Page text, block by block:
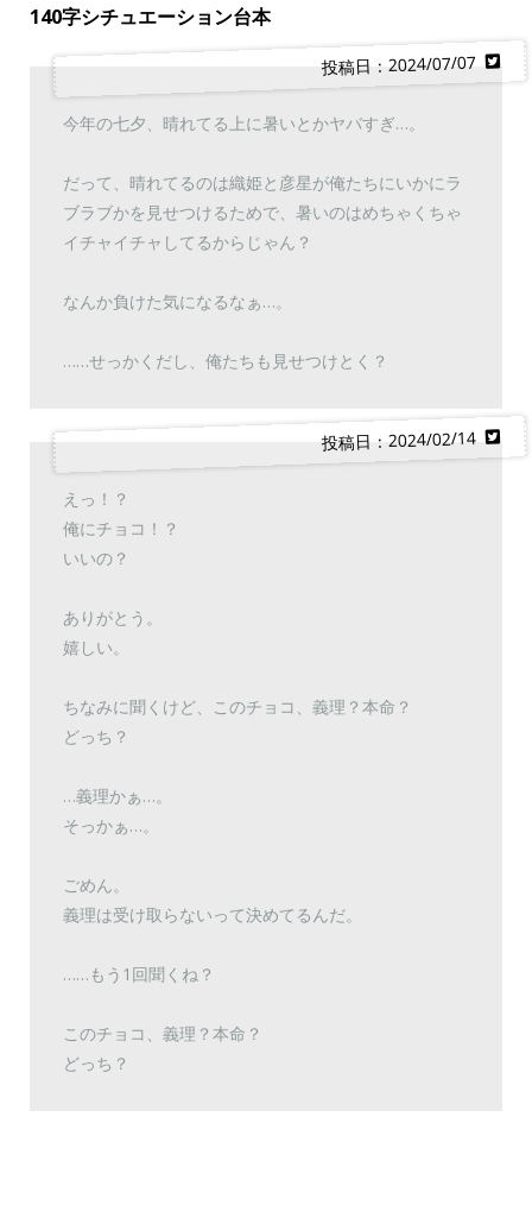
140字シチュエーション台本
投稿日：2024/07/07
今年の七夕、晴れてる上に暑いとかヤバすぎ…。
だって、晴れてるのは織姫と彦星が俺たちにいかにラ
ブラブかを見せつけるためで、暑いのはめちゃくちゃ
イチャイチャしてるからじゃん？
なんか負けた気になるなぁ…。
……せっかくだし、俺たちも見せつけとく？
投稿日：2024/02/14
えっ！？
俺にチョコ！？
いいの？
ありがとう。
嬉しい。
ちなみに聞くけど、このチョコ、義理？本命？
どっち？
…義理かぁ…。
そっかぁ…。
ごめん。
義理は受け取らないって決めてるんだ。
……もう1回聞くね？
このチョコ、義理？本命？
どっち？